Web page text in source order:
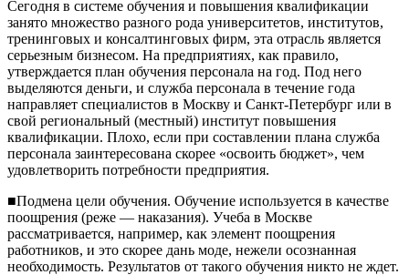
Сегодня в системе обучения и повышения квалификации
занято множество разного рода университетов, институтов,
тренинговых и консалтинговых фирм, эта отрасль является
серьезным бизнесом. На предприятиях, как правило,
утверждается план обучения персонала на год. Под него
выделяются деньги, и служба персонала в течение года
направляет специалистов в Москву и Санкт-Петербург или в
свой региональный (местный) институт повышения
квалификации. Плохо, если при составлении плана служба
персонала заинтересована скорее «освоить бюджет», чем
удовлетворить потребности предприятия.
■Подмена цели обучения. Обучение используется в качестве
поощрения (реже — наказания). Учеба в Москве
рассматривается, например, как элемент поощрения
работников, и это скорее дань моде, нежели осознанная
необходимость. Результатов от такого обучения никто не ждет.